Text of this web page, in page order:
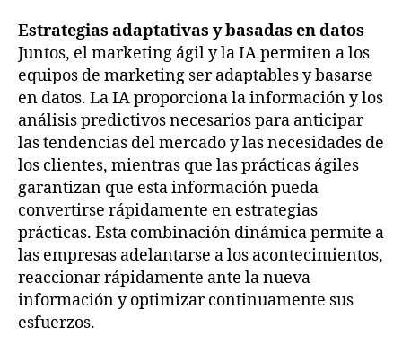
Estrategias adaptativas y basadas en datos
Juntos, el marketing ágil y la IA permiten a los
equipos de marketing ser adaptables y basarse
en datos. La IA proporciona la información y los
análisis predictivos necesarios para anticipar
las tendencias del mercado y las necesidades de
los clientes, mientras que las prácticas ágiles
garantizan que esta información pueda
convertirse rápidamente en estrategias
prácticas. Esta combinación dinámica permite a
las empresas adelantarse a los acontecimientos,
reaccionar rápidamente ante la nueva
información y optimizar continuamente sus
esfuerzos.